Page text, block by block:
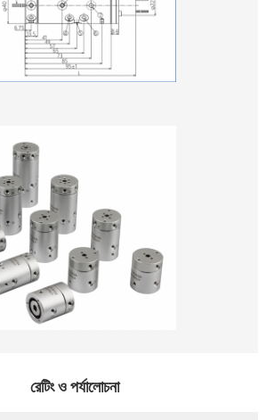
রেটিং ও পর্যালোচনা